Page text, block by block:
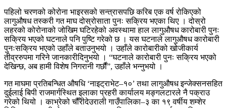
पहिलो चरणको कोरोना भाइरसको सन्त्रासपछि करिब एक वर्ष रोकिएको
लागुऔषध तस्करी गत माघ दोस्रोसाता पुनः सक्रिय भएका थिए । दोस्रो
लहरको कोरोनाको जोखिम घटिरहेको अवस्थामा हाल लागुऔषध कारोबारी पुनः
सक्रिय भएको घटनाले पनि पुष्टि गरेको छ । यस घटनाले लागुऔषध कारोबारी
पुनःसक्रिय भएको उहाँले बताउनुभयो । उहाँले कारोबारीको खोजीकार्य
तीव्ररुपमा गरिने जानकारीदिनुभयो । “घटनाले कारोबारी पुनः सक्रिय भएको
देखिन्छ, अब हामी विशेष निगरानी गर्छौं”, उहाँले भन्नुभयो ।
गत माघमा प्रतिबन्धित औषधि ‘नाइट्राभेट–१०’ तथा लागुऔषध इन्जेक्सनसहित
दुईलाई बिपी राजमार्गस्थित इलाका प्रहरी कार्यालय मङ्गलटारले नै पक्राउ
गरेको थियो । काभ्रेको चौँरीदेउराली गाउँपालिका–३ का १९ वर्षीय शम्शेर